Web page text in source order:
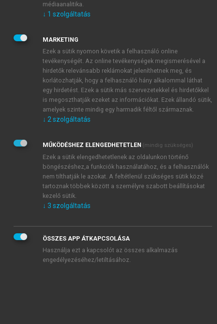
JELSZÓ
JELSZÓ ÚJRA
Kérek értesítést a MeRSZ újdonságairól, akcióiról.
Kérek értesítést az Akadémiai Kiadó Zrt. újdonságairól,
Adatkezelési tájékoztatóbanfoglaltakat tudomásul
veszem és elfogadom.
Általános vásárlási feltételeket, valamint a szotar.netés a
mersz.huoldalak licencszerződéseiben foglaltakat
tudomásul veszem és elfogadom.
KIPRÓBÁLOM
médiaanalitika.
↓ 1 szolgáltatás
MARKETING
Ezek a sütik nyomon követik a felhasználó online
tevékenységét. Az online tevékenységek megismerésével a
hirdetők relevánsabb reklámokat jeleníthetnek meg, és
korlátozhatják, hogy a felhasználó hány alkalommal láthat
egy hirdetést. Ezek a sütik más szervezetekkel és hirdetőkkel
is megoszthatják ezeket az információkat. Ezek állandó sütik,
amelyek szinte mindig egy harmadik féltől származnak.
↓ 2 szolgáltatás
MŰKÖDÉSHEZ ELENGEDHETETLEN (mindig szükséges)
Ezek a sütik elengedhetetlenek az oldalunkon történő
böngészéshez,a funkciók használatához, és a felhasználók
nem tilthatják le azokat. A feltétlenül szükséges sütik közé
tartoznak többek között a személyre szabott beállításokat
kezelő sütik.
↓ 3 szolgáltatás
ÖSSZES APP ÁTKAPCSOLÁSA
Használja ezt a kapcsolót az összes alkalmazás
engedélyezéséhez/letiltásához.